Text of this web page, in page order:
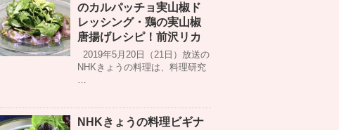
のカルパッチョ実山椒ド
レッシング・鶏の実山椒
唐揚げレシピ！前沢リカ
2019年5月20日（21日）放送の
NHKきょうの料理は、料理研究
…
NHKきょうの料理ビギナ